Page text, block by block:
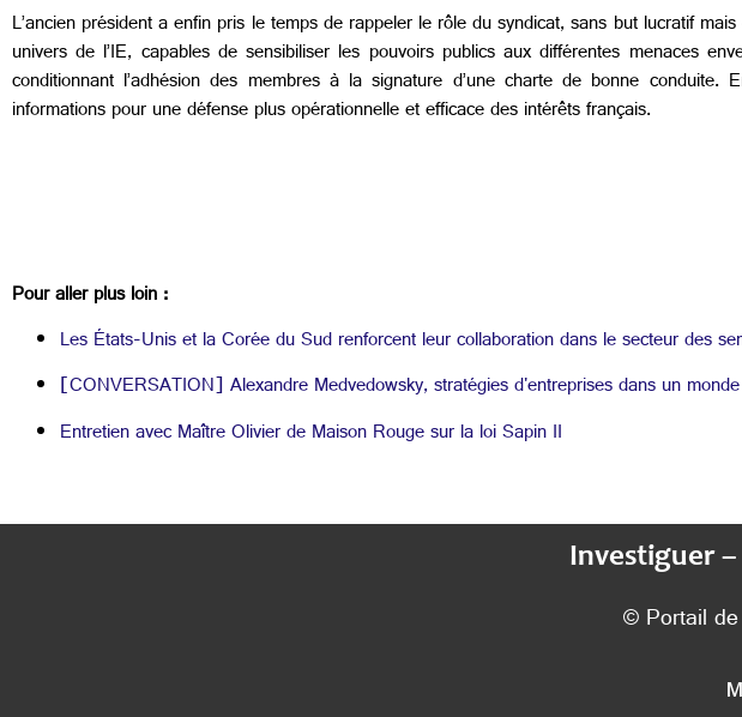
L’ancien président a enfin pris le temps de rappeler le rôle du syndicat, sans but lucratif
univers de l’IE, capables de sensibiliser les pouvoirs publics aux différentes menaces
conditionnant l’adhésion des membres à la signature d’une charte de bonne
informations pour une défense plus opérationnelle et efficace des intérêts français.
Pour aller plus loin :
Les États-Unis et la Corée du Sud renforcent leur collaboration dans le secteur des
[CONVERSATION] Alexandre Medvedowsky, stratégies d'entreprises dans un
Entretien avec Maître Olivier de Maison Rouge sur la loi Sapin II
Investiguer
© Portail